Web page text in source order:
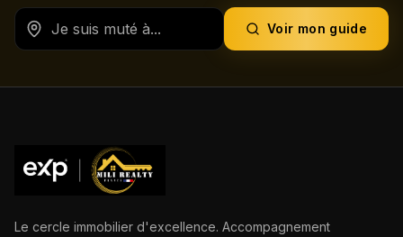
Voir mon guide
Le cercle immobilier d'excellence. Accompagnement